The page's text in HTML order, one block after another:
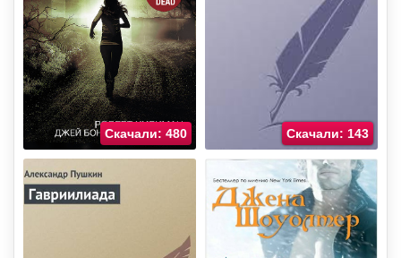
Скачали: 480 Скачали: 143